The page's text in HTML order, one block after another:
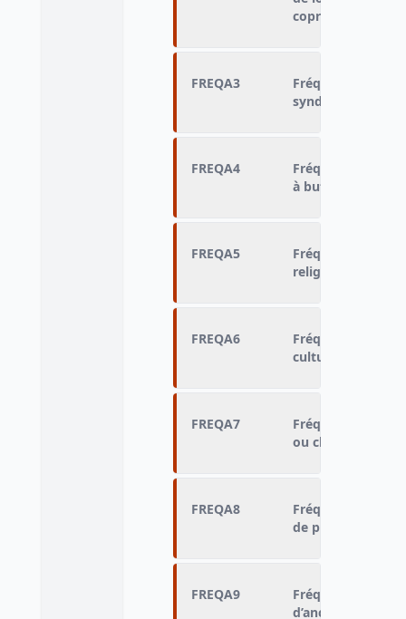
copropriétaires
FREQA3
Fréquence
syndical ou
FREQA4
Fréquence de
à but humanitaire
FREQA5
Fréquence de
religieux ou
FREQA6
Fréquence de
culturelle ou
FREQA7
Fréquence de
ou club sportif
FREQA8
Fréquence de
de protection de
FREQA9
Fréquence de
d’anciens